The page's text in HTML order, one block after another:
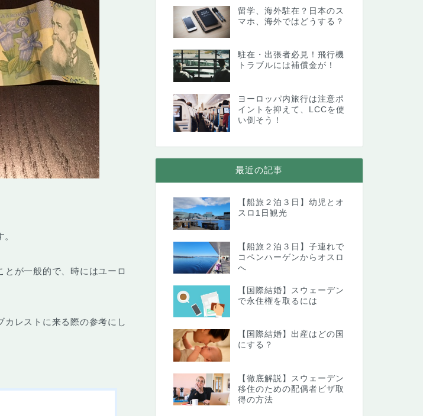
が一般的で、時にはユーロ
カレストに来る際の参考にし
留学、海外駐在？日本のス
マホ、海外ではどうする？
駐在・出張者必見！飛行機
トラブルには補償金が！
ヨーロッパ内旅行は注意ポ
イントを抑えて、LCCを使
い倒そう！
最近の記事
【船旅２泊３日】幼児とオ
スロ1日観光
【船旅２泊３日】子連れで
コペンハーゲンからオスロ
へ
【国際結婚】スウェーデン
で永住権を取るには
【国際結婚】出産はどの国
にする？
【徹底解説】スウェーデン
移住のための配偶者ビザ取
得の方法